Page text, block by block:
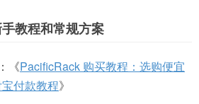
教程和常规方案
《PacificRack 购买教程：选购便宜
付款教程》